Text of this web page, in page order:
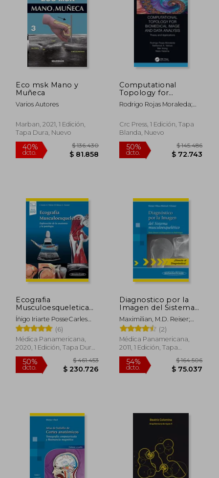
Eco msk Mano y
Muñeca
Varios Autores
Marban, 2021, 1 Edición,
Tapa Dura, Nuevo
Computational
Topology for
Biomedical Image
and Data Analysis
Medical Physics and
Biomedical
Inglés)
Rodrigo Rojas Moraleda;
Nektarios Valous
Crc Press, 1 Edición, Tapa
Blanda, Nuevo
Ecografia
Musculoesqueletica
(Incluye Version
Digital) Exploracion
de la Anatomia y la
Patologia
Íñigo Iriarte PosseCarles
Pedret CarballidoRamon
Balius MatasLuis Cerezal
Pesquera
(6)
Médica Panamericana,
2020, 1 Edición, Tapa Dura,
Nuevo
Diagnostico por la
Imagen del Sistema
Musculoesqueletico
Maximilian, M.D. Reiser;
Andrea Baur-Melnyk;
Christian Glaser
(2)
Médica Panamericana,
2011, 1 Edición, Tapa
Blanda, Nuevo